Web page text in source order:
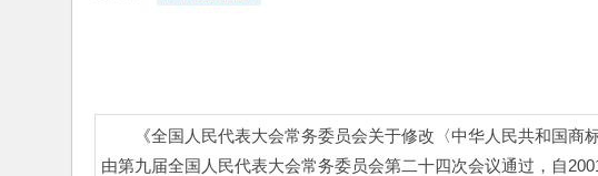
《全国人民代表大会常务委员会关于修改〈中华人民共和国商
由第九届全国人民代表大会常务委员会第二十四次会议通过，自